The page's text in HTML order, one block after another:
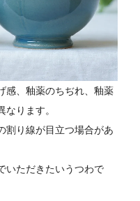
感、釉薬のちぢれ、釉薬
ります。
割り線が目立つ場合があ
いただきたいうつわで